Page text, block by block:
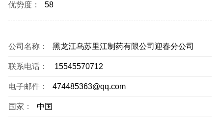
优势度： 58
公司名称： 黑龙江乌苏里江制药有限公司迎春分公司
联系电话： 15545570712
电子邮件： 474485363@qq.com
国家： 中国